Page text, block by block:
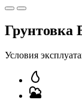
Грунтовка
Условия